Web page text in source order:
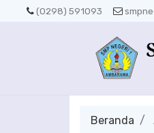
(0298) 591093
Beranda